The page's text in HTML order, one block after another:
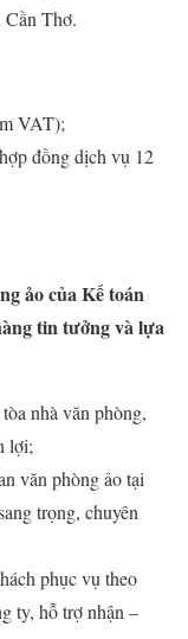
Thơ.
VAT);
đồng dịch vụ 12
ảo của Kế toán
tin tưởng và lựa
nhà văn phòng,
lợi;
văn phòng ảo tại
trọng, chuyên
phục vụ theo
ty, hỗ trợ nhận –